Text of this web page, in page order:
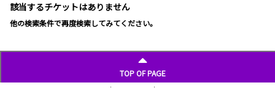
該当するチケットはありません
他の検索条件で再度検索してみてください。
TOP OF PAGE